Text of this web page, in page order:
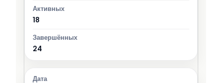
18
24